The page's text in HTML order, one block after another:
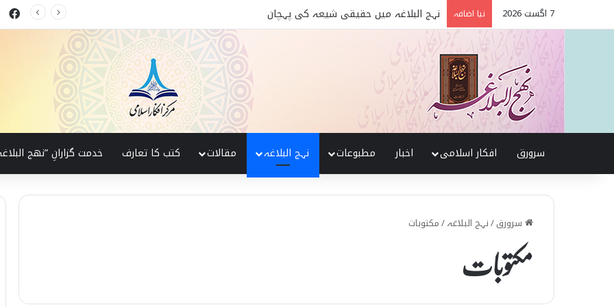
7 اگست 2026 نیا اضافہ تربیت اولاد کے بنیادی اصول نہج البلاغہ کی روشنی میں
سرورق افکار اسلامی اخبار مطبوعات نہج البلاغہ مقالات کتب کا تعارف خدمت گزارانِ ”نھج
سرورق/نہج البلاغہ/مکتوبات
مکتوبات